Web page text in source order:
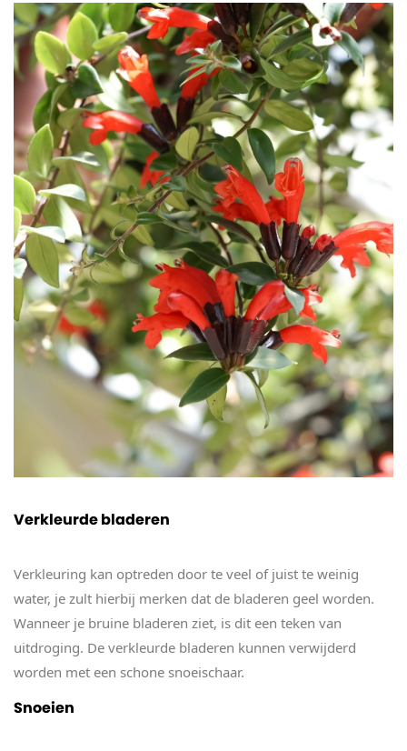
Verkleurde bladeren
Verkleuring kan optreden door te veel of juist te weinig
water, je zult hierbij merken dat de bladeren geel worden.
Wanneer je bruine bladeren ziet, is dit een teken van
uitdroging. De verkleurde bladeren kunnen verwijderd
worden met een schone snoeischaar.
Snoeien